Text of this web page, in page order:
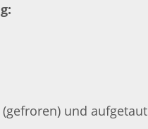
und aufgetaut